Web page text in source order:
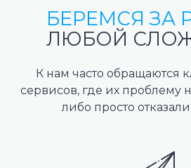
БЕРЕМСЯ ЗА
ЛЮБОЙ
К нам часто обращаются
сервисов, где их проблему
либо просто